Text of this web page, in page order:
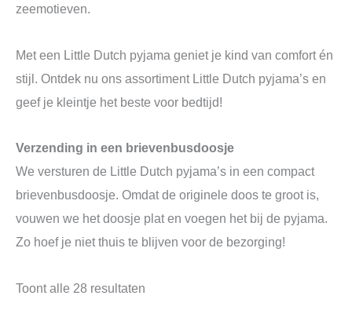
zeemotieven.
Met een Little Dutch pyjama geniet je kind van comfort én
stijl. Ontdek nu ons assortiment Little Dutch pyjama’s en
geef je kleintje het beste voor bedtijd!
Verzending in een brievenbusdoosje
We versturen de Little Dutch pyjama’s in een compact
brievenbusdoosje. Omdat de originele doos te groot is,
vouwen we het doosje plat en voegen het bij de pyjama.
Zo hoef je niet thuis te blijven voor de bezorging!
Toont alle 28 resultaten